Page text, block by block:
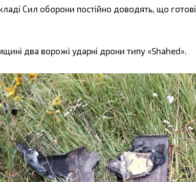
Сил оборони постійно доводять, що готові
два ворожі ударні дрони типу «Shahed».